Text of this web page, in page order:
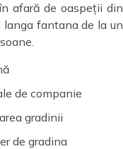
afară de oaspeții din
langa fantana de la un
de companie
gradinii
de gradina